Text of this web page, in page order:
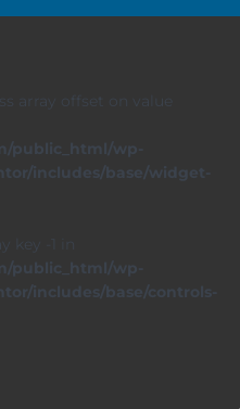
array offset on value
public_html/wp-
includes/base/widget-
key -1 in
public_html/wp-
includes/base/controls-